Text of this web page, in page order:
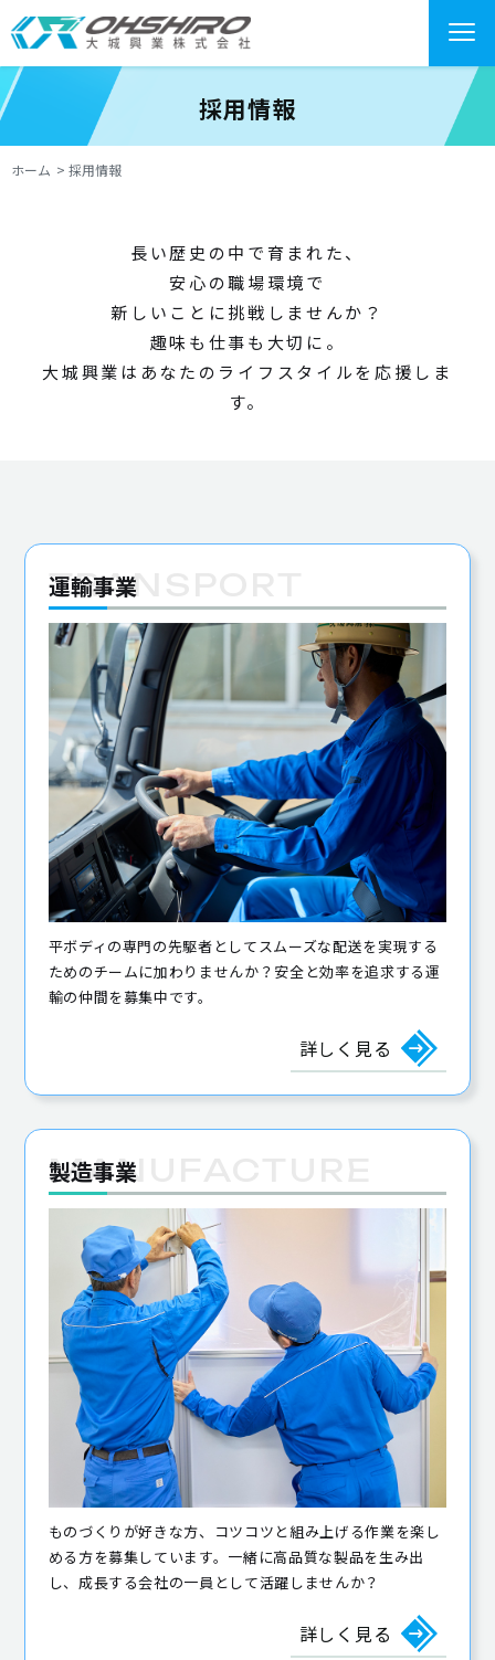
採用情報
ホーム 採用情報
長い歴史の中で育まれた、
安心の職場環境で
新しいことに挑戦しませんか？
趣味も仕事も大切に。
大城興業はあなたのライフスタイルを応援しま
す。
運輸事業
平ボディの専門の先駆者としてスムーズな配送を実現する
ためのチームに加わりませんか？安全と効率を追求する運
輸の仲間を募集中です。
詳しく見る
製造事業
ものづくりが好きな方、コツコツと組み上げる作業を楽し
める方を募集しています。一緒に高品質な製品を生み出
し、成長する会社の一員として活躍しませんか？
詳しく見る